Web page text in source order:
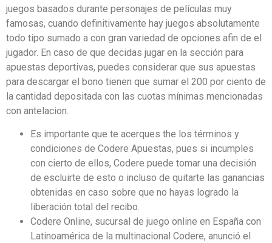
juegos basados durante personajes de películas muy
famosas, cuando definitivamente hay juegos absolutamente
todo tipo sumado a con gran variedad de opciones afin de el
jugador. En caso de que decidas jugar en la sección para
apuestas deportivas, puedes considerar que sus apuestas
para descargar el bono tienen que sumar el 200 por ciento de
la cantidad depositada con las cuotas mínimas mencionadas
con antelacion.
Es importante que te acerques the los términos y
condiciones de Codere Apuestas, pues si incumples
con cierto de ellos, Codere puede tomar una decisión
de escluirte de esto o incluso de quitarte las ganancias
obtenidas en caso sobre que no hayas logrado la
liberación total del recibo.
Codere Online, sucursal de juego online en España con
Latinoamérica de la multinacional Codere, anunció el